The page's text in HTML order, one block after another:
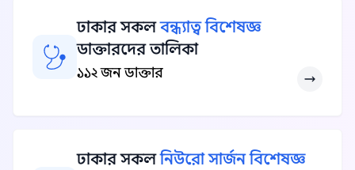
ঢাকার সকলবন্ধ্যাত্ব বিশেষজ্ঞ
ডাক্তারদের তালিকা
১১২ জন ডাক্তার
ঢাকার সকলনিউরো সার্জন বিশেষজ্ঞ